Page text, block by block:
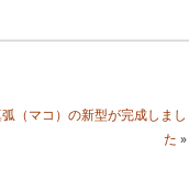
（マコ）の新型が完成しまし
た »